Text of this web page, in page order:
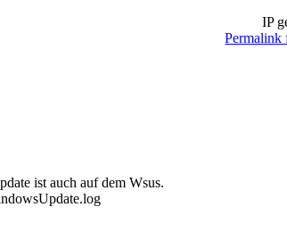
IP
Permalink
ist auch auf dem Wsus.